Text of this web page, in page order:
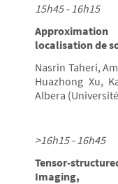
15h45 - 16h15
localisation de
Nasrin Taheri,
Huazhong Xu,
Albera
>16h15 - 16h45
Tensor-
Imaging,